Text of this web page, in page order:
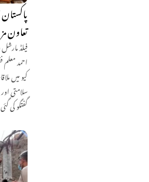
تعاون
فیلڈ
احمد
کیو میں
سلامتی
گفتگو کی